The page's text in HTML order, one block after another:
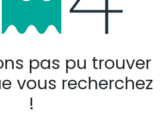
pas pu trouver
vous recherchez
!